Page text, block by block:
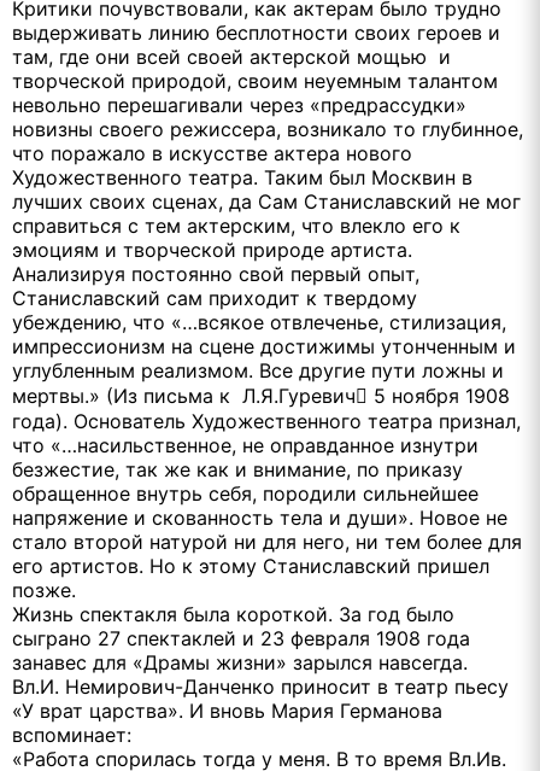
Критики почувствовали, как актерам было трудно
выдерживать линию бесплотности своих героев и
там, где они всей своей актерской мощью и
творческой природой, своим неуемным талантом
невольно перешагивали через «предрассудки»
новизны своего режиссера, возникало то глубинное,
что поражало в искусстве актера нового
Художественного театра. Таким был Москвин в
лучших своих сценах, да Сам Станиславский не мог
справиться с тем актерским, что влекло его к
эмоциям и творческой природе артиста.
Анализируя постоянно свой первый опыт,
Станиславский сам приходит к твердому
убеждению, что «…всякое отвлеченье, стилизация,
импрессионизм на сцене достижимы утонченным и
углубленным реализмом. Все другие пути ложны и
мертвы.» (Из письма к Л.Я.Гуревич 5 ноября 1908
года). Основатель Художественного театра признал,
что «…насильственное, не оправданное изнутри
безжестие, так же как и внимание, по приказу
обращенное внутрь себя, породили сильнейшее
напряжение и скованность тела и души». Новое не
стало второй натурой ни для него, ни тем более для
его артистов. Но к этому Станиславский пришел
позже.
Жизнь спектакля была короткой. За год было
сыграно 27 спектаклей и 23 февраля 1908 года
занавес для «Драмы жизни» зарылся навсегда.
Вл.И. Немирович-Данченко приносит в театр пьесу
«У врат царства». И вновь Мария Германова
вспоминает:
«Работа спорилась тогда у меня. В то время Вл.Ив.